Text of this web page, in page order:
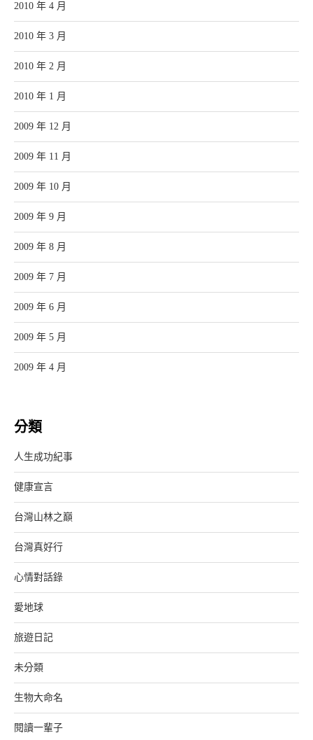
2010 年 4 月
2010 年 3 月
2010 年 2 月
2010 年 1 月
2009 年 12 月
2009 年 11 月
2009 年 10 月
2009 年 9 月
2009 年 8 月
2009 年 7 月
2009 年 6 月
2009 年 5 月
2009 年 4 月
分類
人生成功紀事
健康宣言
台灣山林之巔
台灣真好行
心情對話錄
愛地球
旅遊日記
未分類
生物大命名
閱讀一輩子